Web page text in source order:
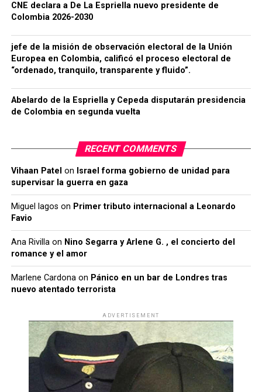
CNE declara a De La Espriella nuevo presidente de
Colombia 2026-2030
jefe de la misión de observación electoral de la Unión
Europea en Colombia, calificó el proceso electoral de
“ordenado, tranquilo, transparente y fluido”.
Abelardo de la Espriella y Cepeda disputarán presidencia
de Colombia en segunda vuelta
RECENT COMMENTS
Vihaan Patel on Israel forma gobierno de unidad para
supervisar la guerra en gaza
Miguel lagos on Primer tributo internacional a Leonardo
Favio
Ana Rivillaon Nino Segarra y Arlene G. , el concierto del
romance y el amor
Marlene Cardonaon Pánico en un bar de Londres tras
nuevo atentado terrorista
ADVERTISEMENT